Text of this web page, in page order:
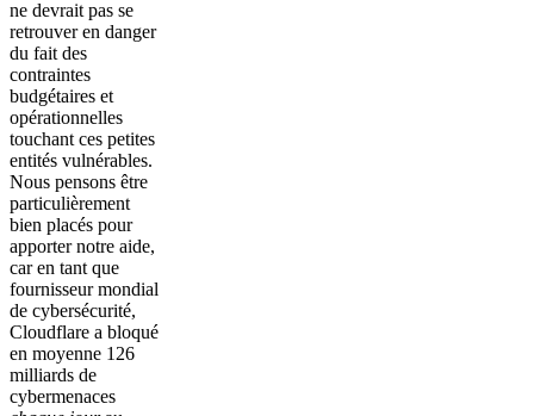
ne devrait pas se
retrouver en danger
du fait des
contraintes
budgétaires et
opérationnelles
touchant ces petites
entités vulnérables.
Nous pensons être
particulièrement
bien placés pour
apporter notre aide,
car en tant que
fournisseur mondial
de cybersécurité,
Cloudflare a bloqué
en moyenne 126
milliards de
cybermenaces